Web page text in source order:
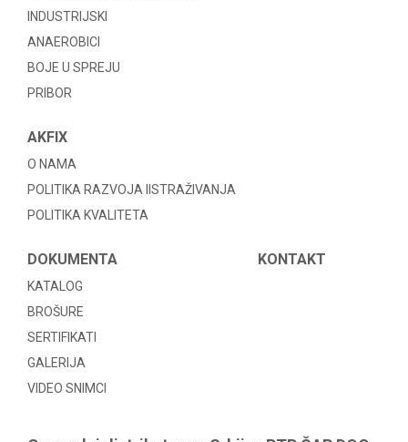
INDUSTRIJSKI
ANAEROBICI
BOJE U SPREJU
PRIBOR
AKFIX
O NAMA
POLITIKA RAZVOJA IISTRAŽIVANJA
POLITIKA KVALITETA
DOKUMENTA
KATALOG
BROŠURE
SERTIFIKATI
GALERIJA
VIDEO SNIMCI
KONTAKT